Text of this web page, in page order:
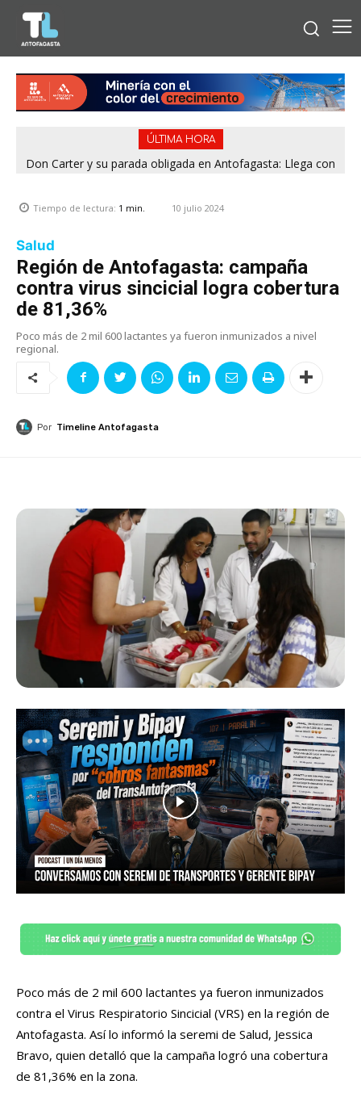
ÚLTIMA HORA
Don Carter y su parada obligada en Antofagasta: Llega con
Tiempo de lectura: 1 min. 10 julio 2024
Salud
Región de Antofagasta: campaña
contra virus sincicial logra cobertura
de 81,36%
Poco más de 2 mil 600 lactantes ya fueron inmunizados a nivel
regional.
Por Timeline Antofagasta
Poco más de 2 mil 600 lactantes ya fueron inmunizados
contra el Virus Respiratorio Sincicial (VRS) en la región de
Antofagasta. Así lo informó la seremi de Salud, Jessica
Bravo, quien detalló que la campaña logró una cobertura
de 81,36% en la zona.